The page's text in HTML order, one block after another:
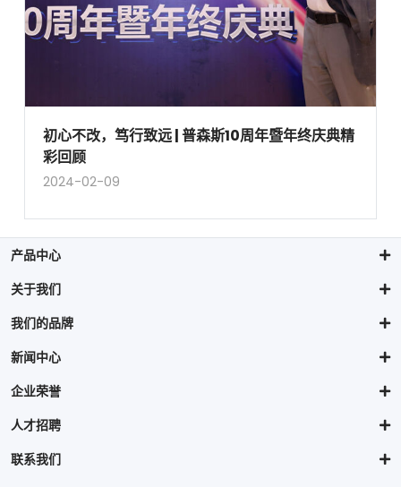
初心不改，笃行致远 | 普森斯10周年暨年终庆典精
彩回顾
2024-02-09
产品中心
关于我们
我们的品牌
新闻中心
企业荣誉
人才招聘
联系我们